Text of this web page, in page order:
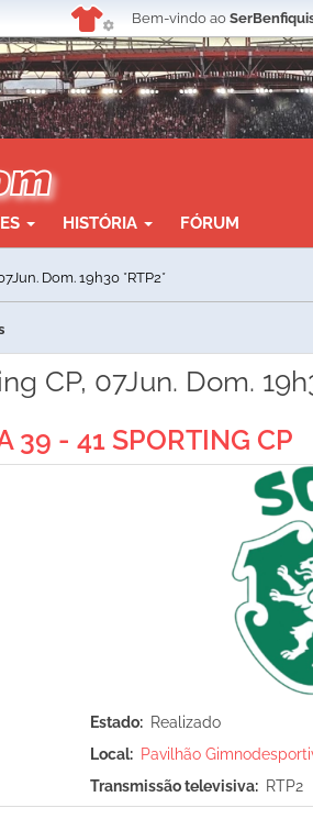
Bem-vindo ao
HISTÓRIA FÓRUM
Dom. 19h30 *RTP2*
CP, 07Jun. Dom.
39 - 41 SPORTING CP
Estado
Realizado
Local
Pavilhão
Transmissão televisiva
RTP2